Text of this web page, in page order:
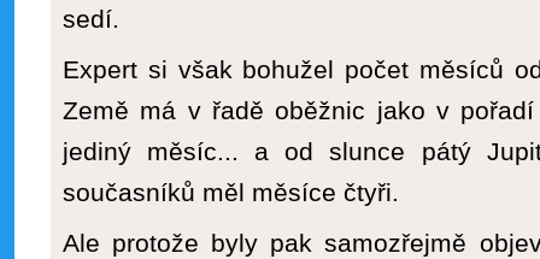
sedí.
Expert si však bohužel počet měsíců
Země má v řadě oběžnic jako v
jediný měsíc... a od slunce pátý
současníků měl měsíce čtyři.
Ale protože byly pak samozřejmě